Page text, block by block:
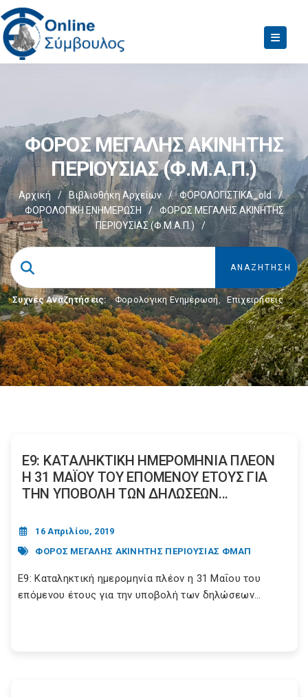
ΦΟΡΟΣ ΜΕΓΑΛΗΣ ΑΚΙΝΗΤΗΣ
ΠΕΡΙΟΥΣΙΑΣ (Φ.Μ.Α.Π.)
Αρχική / Βιβλιοθήκη Αρχείων / ΦΟΡΟΛΟΓΙΣΤΙΚΑ_old
/
ΦΟΡΟΛΟΓΙΚΗ ΕΝΗΜΕΡΩΣΗ
/
ΦΟΡΟΣ ΜΕΓΑΛΗΣ ΑΚΙΝΗΤΗΣ
ΠΕΡΙΟΥΣΙΑΣ (Φ.Μ.Α.Π.)
/
Συχνές Αναζητήσεις: Φορολογικη Ενημέρωση, Επιχειρήσεις
Ε9: ΚΑΤΑΛΗΚΤΙΚΗ ΗΜΕΡΟΜΗΝΙΑ ΠΛΕΟΝ
Η 31 ΜΑΪΟΥ ΤΟΥ ΕΠΟΜΕΝΟΥ ΕΤΟΥΣ ΓΙΑ
ΤΗΝ ΥΠΟΒΟΛΗ ΤΩΝ ΔΗΛΩΣΕΩΝ...
16 Απριλίου, 2019
ΦΟΡΟΣ ΜΕΓΑΛΗΣ ΑΚΙΝΗΤΗΣ ΠΕΡΙΟΥΣΙΑΣ ΦΜΑΠ
Ε9: Καταληκτική ημερομηνία πλέον η 31 Μαΐου του
επόμενου έτους για την υποβολή των δηλώσεων...